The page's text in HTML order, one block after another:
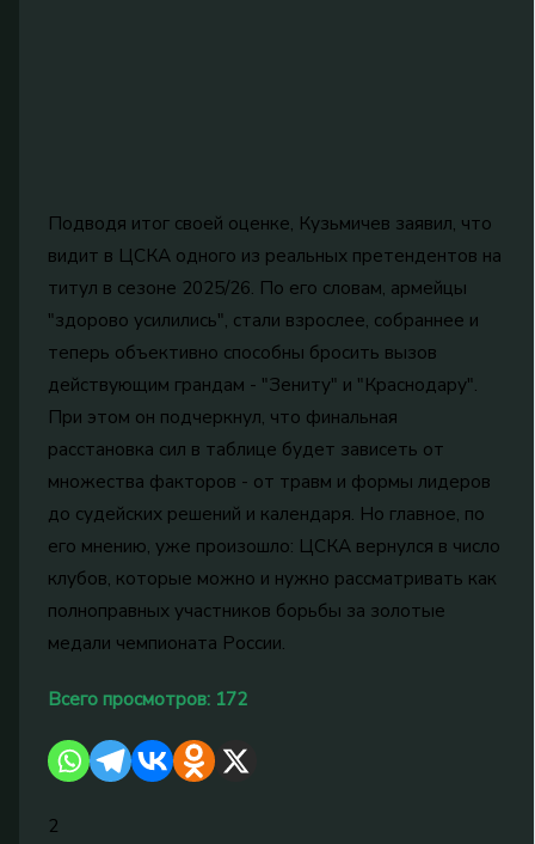
Подводя итог своей оценке, Кузьмичев заявил, что
видит в ЦСКА одного из реальных претендентов на
титул в сезоне 2025/26. По его словам, армейцы
"здорово усилились", стали взрослее, собраннее и
теперь объективно способны бросить вызов
действующим грандам - "Зениту" и "Краснодару".
При этом он подчеркнул, что финальная
расстановка сил в таблице будет зависеть от
множества факторов - от травм и формы лидеров
до судейских решений и календаря. Но главное, по
его мнению, уже произошло: ЦСКА вернулся в число
клубов, которые можно и нужно рассматривать как
полноправных участников борьбы за золотые
медали чемпионата России.
Всего просмотров: 172
2